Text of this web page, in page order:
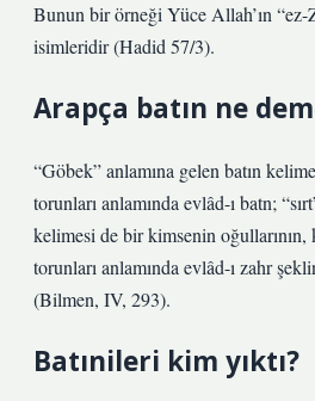
Bunun bir örneği Yüce Allah’ın “ez-
isimleridir (Hadid 57/3).
Arapça batın ne
“Göbek” anlamına gelen batın
torunları anlamında evlâd-ı batn;
kelimesi de bir kimsenin oğullarının,
torunları anlamında evlâd-ı zahr
(Bilmen, IV, 293).
Batınileri kim yıktı?